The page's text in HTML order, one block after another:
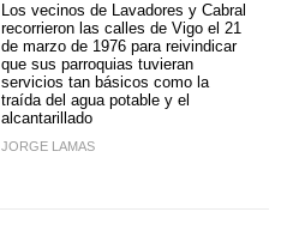
Los vecinos de Lavadores y Cabral
recorrieron las calles de Vigo el 21
de marzo de 1976 para reivindicar
que sus parroquias tuvieran
servicios tan básicos como la
traída del agua potable y el
alcantarillado
JORGE LAMAS